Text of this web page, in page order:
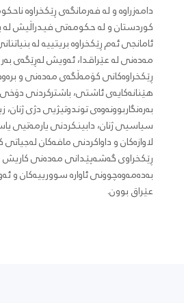
دامەزراوە و لە فەرمانگەی ڕێکخراوە
کوردستان و لە حکومەتی فیدراڵیش لە
ئامانجی ئەم ڕێکخراوە بریتییە لە
مەدەنی لە عێراقدا، ئەویش لەڕێگەی
ڕێکخراوەکانی کۆمەڵگەی مەدەنی و
هێنانەکایەی ئاشتی، باشترکردنی
بەرەنگاربوونەوەی توندوتیژیی دژی
سیاسیی ژنان، دابینکردنی یارمەتیی
لاوازەکان و داواکردنی مافەکان
ڕێکخراوی گەشەپێدانی مەدەنی کاریش
بەدەمەوەچوونی ئاوارە سوورییەکان و
عێراق بوون.